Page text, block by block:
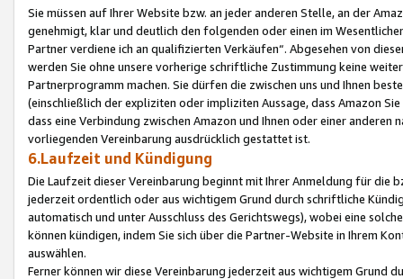
Sie müssen auf Ihrer Website bzw. an jeder anderen Stelle, an der
genehmigt, klar und deutlich den folgenden oder einen im
Partner verdiene ich an qualifizierten Verkäufen“. Abgesehen von
werden Sie ohne unsere vorherige schriftliche Zustimmung keine
Partnerprogramm machen. Sie dürfen die zwischen uns und Ihnen
(einschließlich der expliziten oder impliziten Aussage, dass Amazon
dass eine Verbindung zwischen Amazon und Ihnen oder einer
vorliegenden Vereinbarung ausdrücklich gestattet ist.
6.Laufzeit und Kündigung
Die Laufzeit dieser Vereinbarung beginnt mit Ihrer Anmeldung für die
jederzeit ordentlich oder aus wichtigem Grund durch schriftliche
automatisch und unter Ausschluss des Gerichtswegs), wobei eine
können kündigen, indem Sie sich über die Partner-Website in Ihrem
auswählen.
Ferner können wir diese Vereinbarung jederzeit aus wichtigem Grund